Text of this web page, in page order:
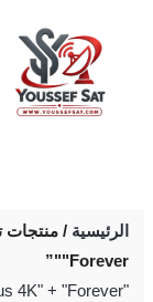
الرئيسية
"Forever"”
"Premium 12800 plus 4K" + "Forever"